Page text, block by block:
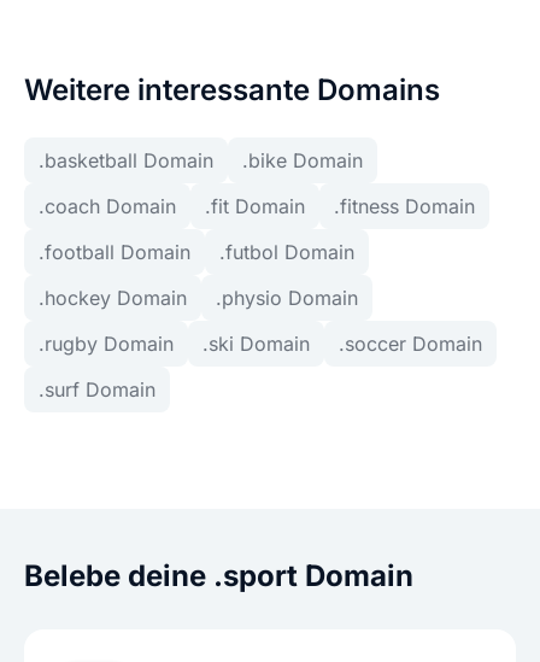
Weitere interessante Domains
.basketball Domain
.bike Domain
.coach Domain
.fit Domain
.fitness Domain
.football Domain
.futbol Domain
.hockey Domain
.physio Domain
.rugby Domain
.ski Domain
.soccer Domain
.surf Domain
Belebe deine .sport Domain